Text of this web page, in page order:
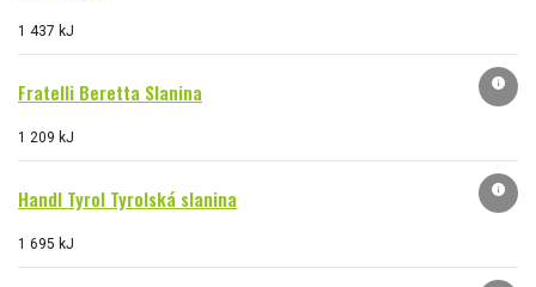
1 437 kJ
Fratelli Beretta Slanina
1 209 kJ
info
Handl Tyrol Tyrolská slanina
1 695 kJ
info